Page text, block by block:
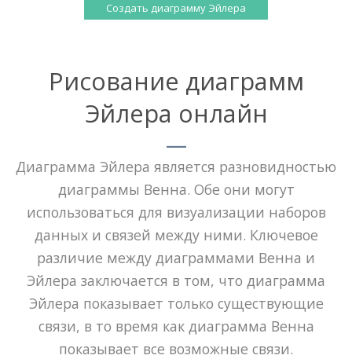
Создать диаграмму Эйлера
Рисование диаграмм
Эйлера онлайн
Диаграмма Эйлера является разновидностью
диаграммы Венна. Обе они могут
использоваться для визуализации наборов
данных и связей между ними. Ключевое
различие между диаграммами Венна и
Эйлера заключается в том, что диаграмма
Эйлера показывает только существующие
связи, в то время как диаграмма Венна
показывает все возможные связи.